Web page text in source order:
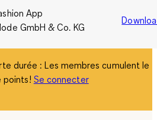
App
GmbH & Co. KG
durée : Les membres cumulent le
points! Se connecter